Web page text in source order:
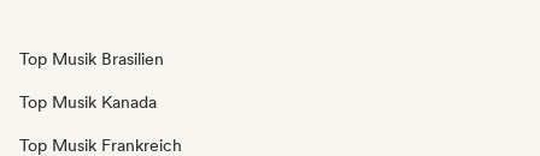
Top Musik Brasilien
Top Musik Kanada
Top Musik Frankreich